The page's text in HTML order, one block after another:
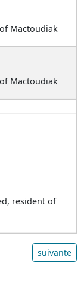
Mactoudiak
Mactoudiak
resident of
suivante